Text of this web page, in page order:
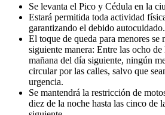
Se levanta el Pico y Cédula en la
Estará permitida toda actividad
garantizando el debido autocuidado.
El toque de queda para menores se
siguiente manera: Entre las ocho
mañana del día siguiente, ningún
circular por las calles, salvo que
urgencia.
Se mantendrá la restricción de
diez de la noche hasta las cinco de